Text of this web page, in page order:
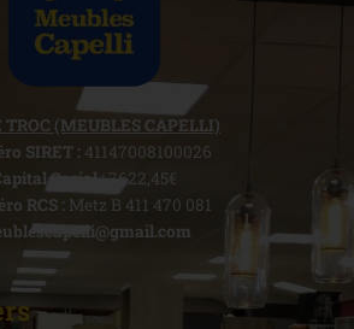
TROC (MEUBLES CAPELLI)
SIRET : 41147008100026
Social :7622,45€
RCS : Metz B 411 470 081